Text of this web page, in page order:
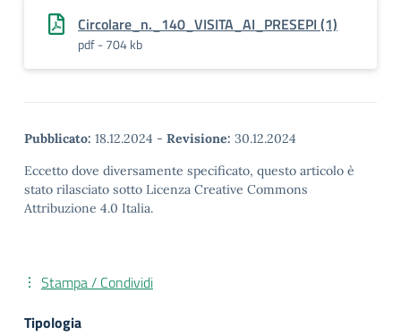
Circolare_n._140_VISITA_AI_PRESEPI (1)
pdf - 704 kb
Pubblicato: 18.12.2024 - Revisione: 30.12.2024
Eccetto dove diversamente specificato, questo articolo è
stato rilasciato sotto Licenza Creative Commons
Attribuzione 4.0 Italia.
Stampa / Condividi
Tipologia